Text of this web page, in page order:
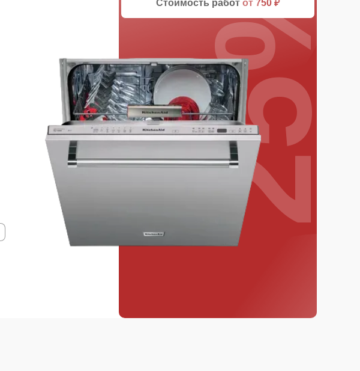
Стоимость работ от 750 ₽
25%